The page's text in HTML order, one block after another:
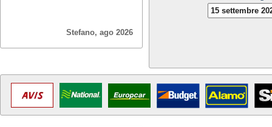
Stefano, ago 2026